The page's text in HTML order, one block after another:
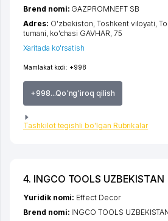
Mamlakat kodi: +998
+998...Qo'ng'iroq qilish
Tashkilot tegishli bo'lgan Rubrikalar
Brend nomi: GAZPROMNEFT SB
Adres: O'zbekiston,Toshkent viloyati,
tumani, ko'chasi GAVHAR, 75
Xaritada ko'rsatish
4. INGCO TOOLS UZBEKISTAN
Yuridik nomi: Effect Decor
Brend nomi: INGCO TOOLS